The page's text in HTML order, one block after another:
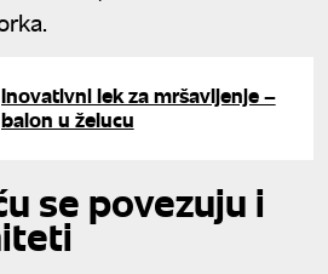
Inovativni lek za mršavljenje –
balon u želucu
se povezuju i